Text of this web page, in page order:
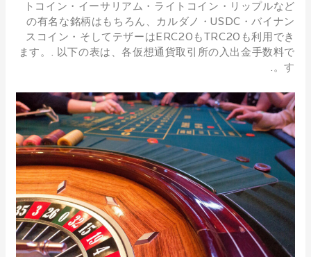
トコイン・イーサリアム・ライトコイン・リップルなど
の有名な銘柄はもちろん、カルダノ・USDC・バイナン
スコイン・そしてテザーはERC20もTRC20も利用でき
ます。. 以下の表は、各仮想通貨取引所の入出金手数料で
す。.